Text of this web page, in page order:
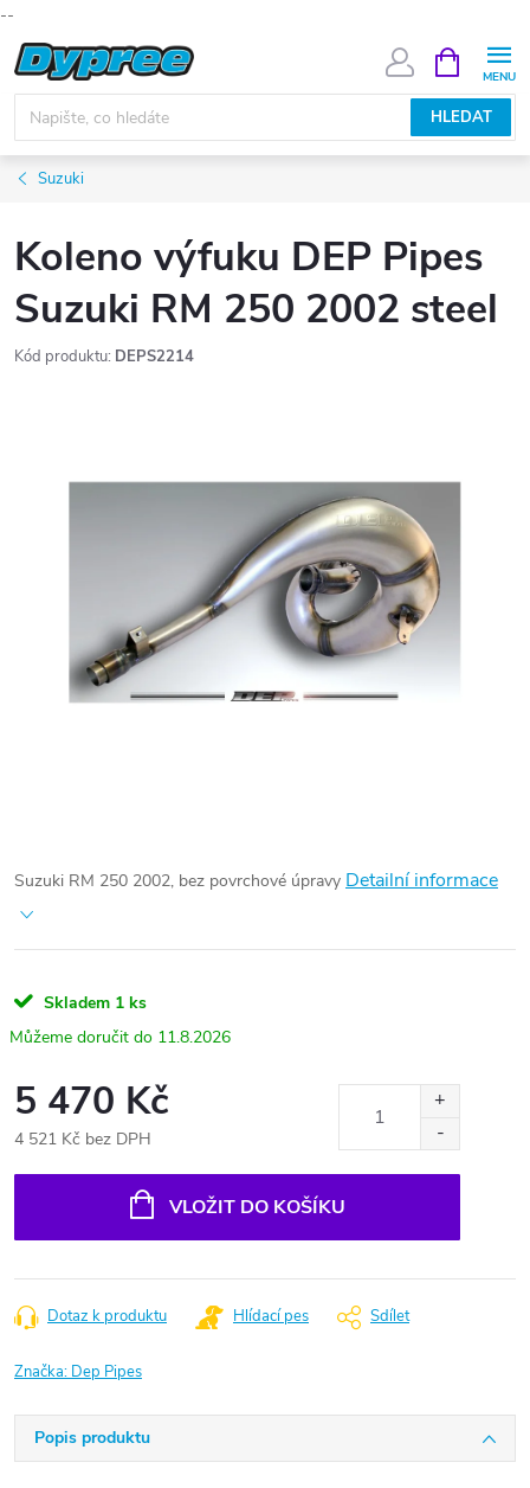
--
Přejít
na
obsah
HLEDAT
NÁKUPNÍ
KOŠÍK
Suzuki
Koleno výfuku DEP Pipes
Suzuki RM 250 2002 steel
Kód produktu: DEPS2214
Suzuki RM 250 2002, bez povrchové úpravy Detailní informace
Skladem 1 ks
11.8.2026
5 470 Kč
4 521 Kč bez DPH
VLOŽIT DO KOŠÍKU
Dotaz k produktu Hlídací pes Sdílet
Značka: Dep Pipes
Popis produktu